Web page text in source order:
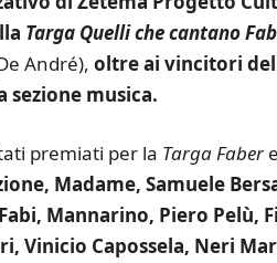
Targa Quelli che cantano
André), oltre ai vincitori
musica.
premiati per la Targa Faber
Madame, Samuele
Mannarino, Piero Pelù,
Vinicio Capossela, Neri